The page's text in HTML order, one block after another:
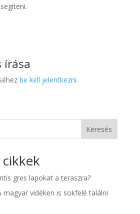
írása
be kell jelentkezni.
Keresés
gres lapokat a teraszra?
magyar vidéken is sokfelé találni